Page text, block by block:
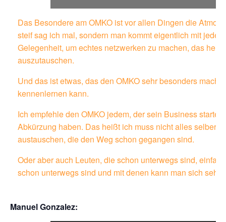
Das Besondere am OMKO ist vor allen Dingen die
steif sag ich mal, sondern man kommt eigentlich mit
Gelegenheit, um echtes netzwerken zu machen, das
auszutauschen.
Und das ist etwas, das den OMKO sehr besonders
kennenlernen kann.
Ich empfehle den OMKO jedem, der sein Business
Abkürzung haben. Das heißt ich muss nicht alles selber
austauschen, die den Weg schon gegangen sind.
Oder aber auch Leuten, die schon unterwegs sind,
schon unterwegs sind und mit denen kann man sich sehr
Manuel Gonzalez: